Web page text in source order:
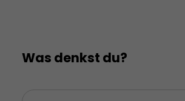
Was denkst du?